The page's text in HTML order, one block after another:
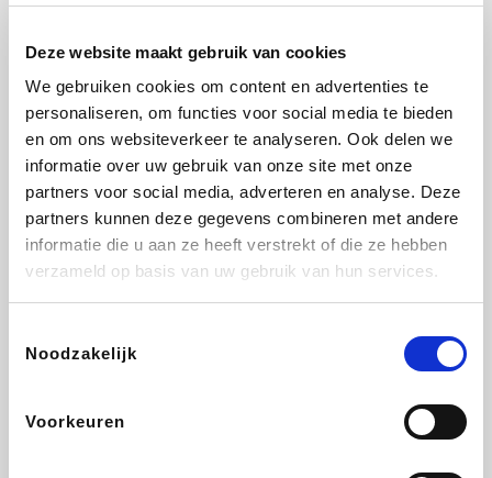
Deze website maakt gebruik van cookies
We gebruiken cookies om content en advertenties te
personaliseren, om functies voor social media te bieden
en om ons websiteverkeer te analyseren. Ook delen we
informatie over uw gebruik van onze site met onze
partners voor social media, adverteren en analyse. Deze
partners kunnen deze gegevens combineren met andere
informatie die u aan ze heeft verstrekt of die ze hebben
verzameld op basis van uw gebruik van hun services.
Noodzakelijk
Voorkeuren
Sarenza Interhome Schiesser Bolt Energie
DeubaXXL